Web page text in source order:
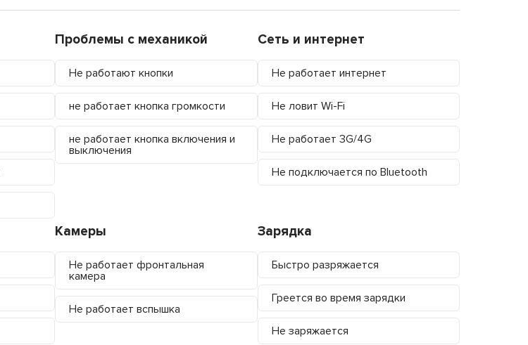
Проблемы с механикой
Не работают кнопки
не работает кнопка громкости
не работает кнопка включения и
выключения
Сеть и интернет
Не работает интернет
Не ловит Wi-Fi
Не работает 3G/4G
Не подключается по Bluetooth
Камеры
Не работает фронтальная
камера
Не работает вспышка
Зарядка
Быстро разряжается
Греется во время зарядки
Не заряжается